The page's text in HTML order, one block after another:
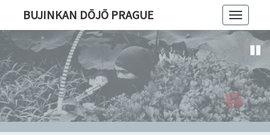
Toggle
BUJINKAN DŌJŌ PRAGUE